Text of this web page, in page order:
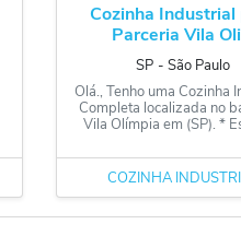
Cozinha Industrial
Parceria Vila
SP ‐São Paulo
Olá., Tenho uma Cozinha
Completa localizada no
Vila Olímpia em (SP). *
COZINHA